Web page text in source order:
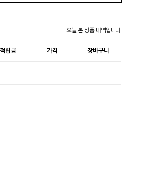
오늘 본 상품 내역입니다.
적립금 가격 장바구니